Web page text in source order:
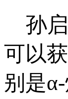
孙启
可以
别是